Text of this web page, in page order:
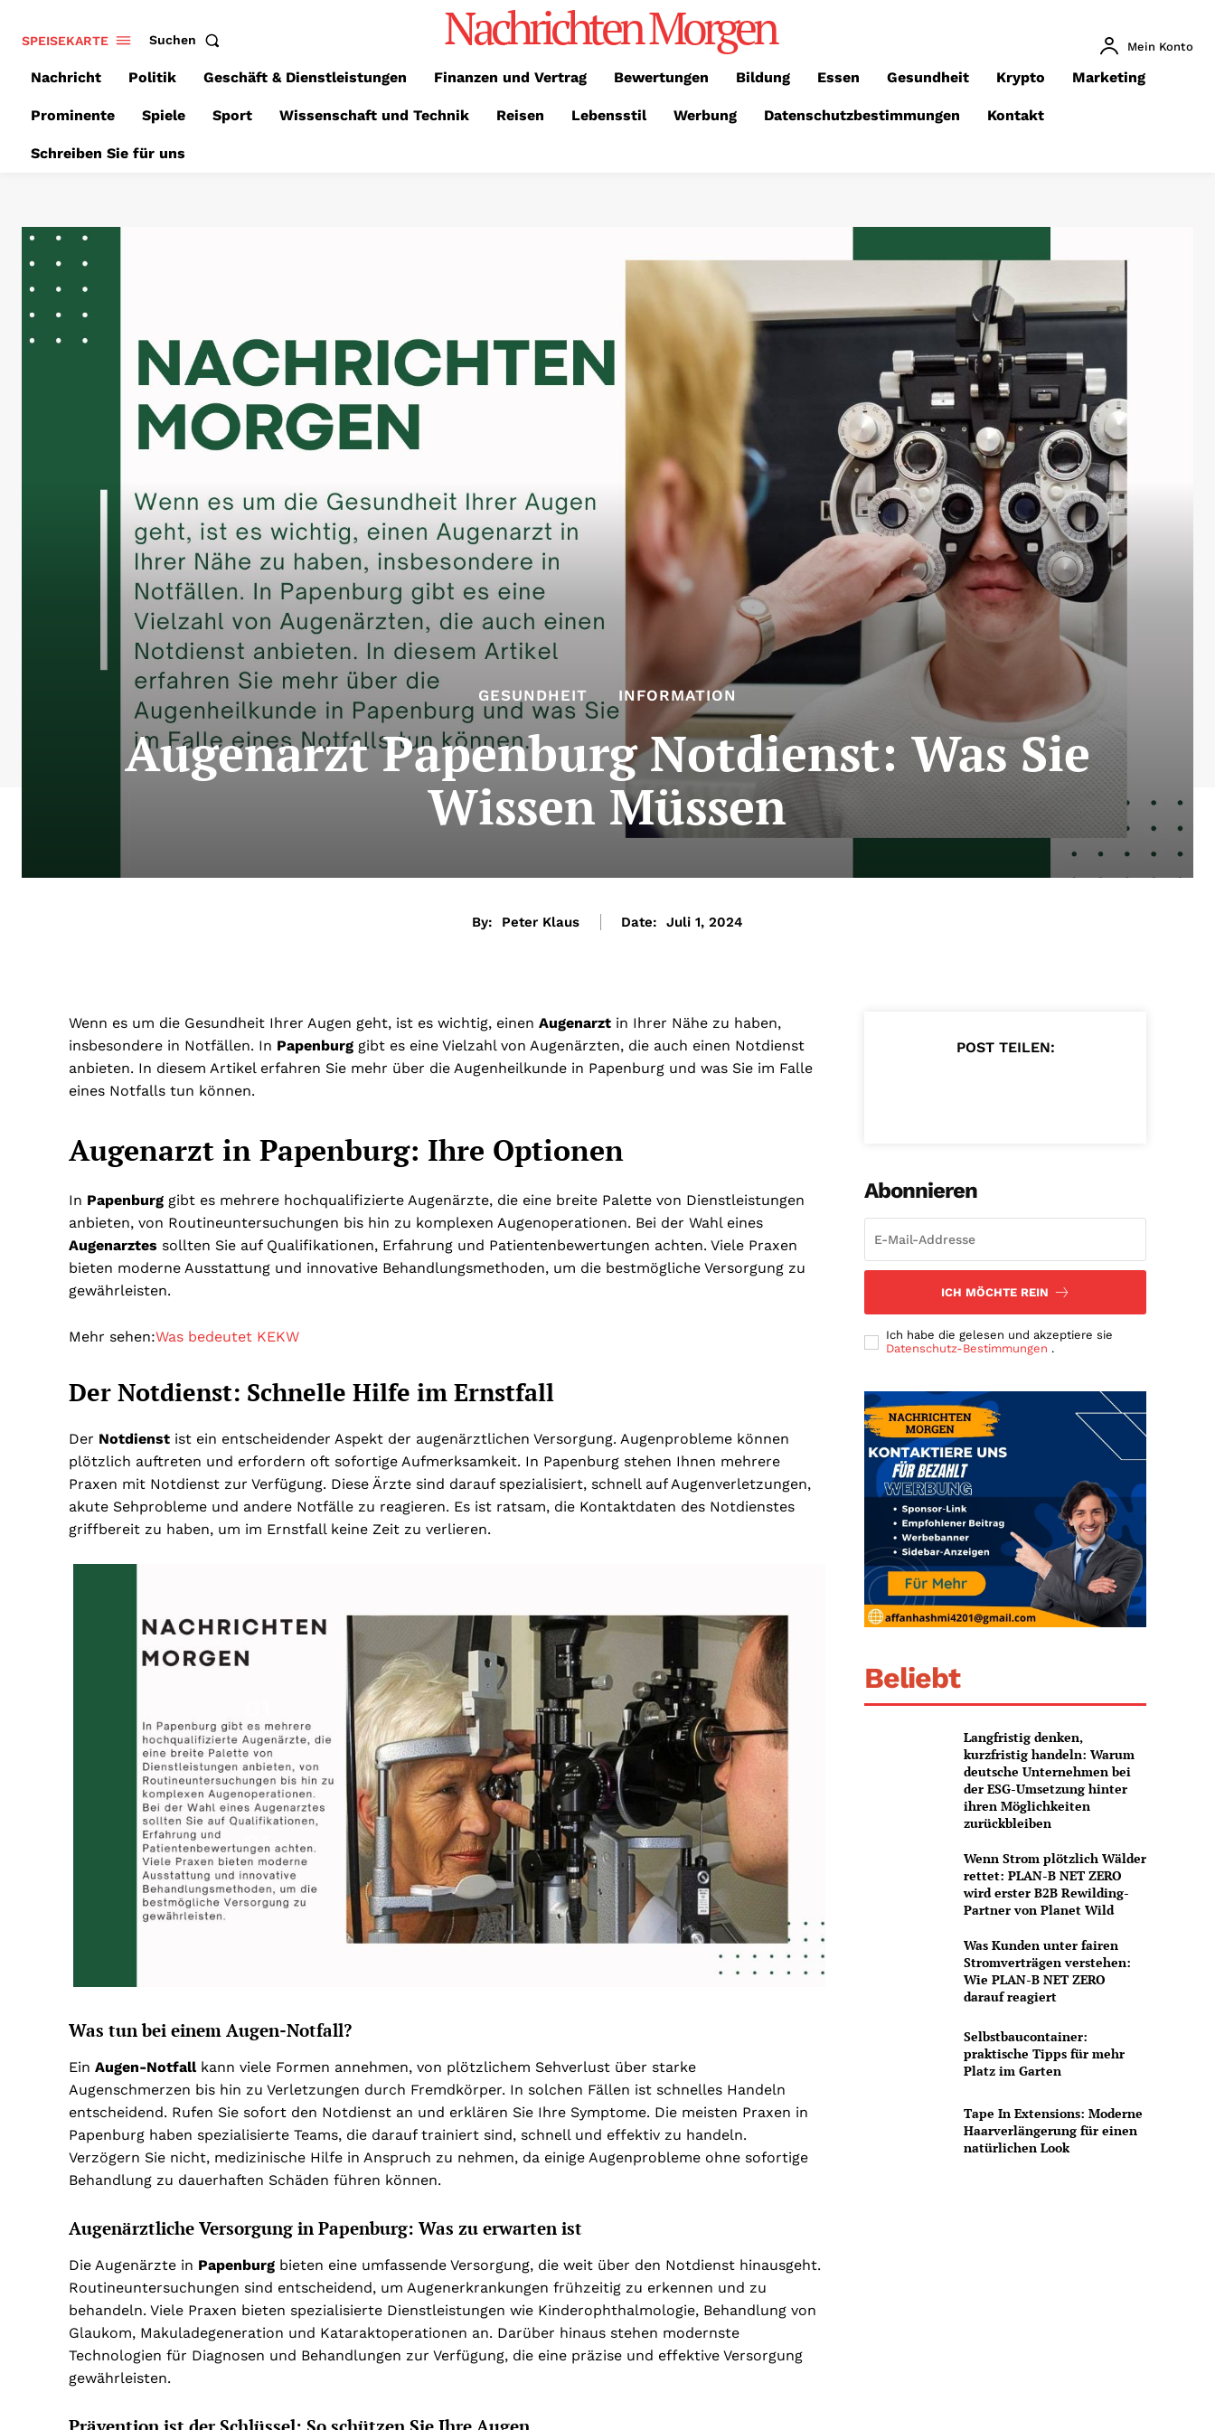
SPEISEKARTE Suchen Nachrichten Morgen Mein Konto
Nachricht Politik Geschäft & Dienstleistungen Finanzen und Vertrag Bewertungen Bildung Essen Gesundheit Krypto Marketing
Prominente Spiele Sport Wissenschaft und Technik Reisen Lebensstil Werbung Datenschutzbestimmungen Kontakt
Schreiben Sie für uns
GESUNDHEIT INFORMATION
Augenarzt Papenburg Notdienst: Was Sie
Wissen Müssen
By: Peter Klaus Date: Juli 1, 2024
Wenn es um die Gesundheit Ihrer Augen geht, ist es wichtig, einen Augenarzt in Ihrer Nähe zu haben,
insbesondere in Notfällen. In Papenburg gibt es eine Vielzahl von Augenärzten, die auch einen Notdienst
anbieten. In diesem Artikel erfahren Sie mehr über die Augenheilkunde in Papenburg und was Sie im Falle
eines Notfalls tun können.
Augenarzt in Papenburg: Ihre Optionen
In Papenburg gibt es mehrere hochqualifizierte Augenärzte, die eine breite Palette von Dienstleistungen
anbieten, von Routineuntersuchungen bis hin zu komplexen Augenoperationen. Bei der Wahl eines
Augenarztes sollten Sie auf Qualifikationen, Erfahrung und Patientenbewertungen achten. Viele Praxen
bieten moderne Ausstattung und innovative Behandlungsmethoden, um die bestmögliche Versorgung zu
gewährleisten.
Mehr sehen:Was bedeutet KEKW
Der Notdienst: Schnelle Hilfe im Ernstfall
Der Notdienst ist ein entscheidender Aspekt der augenärztlichen Versorgung. Augenprobleme können
plötzlich auftreten und erfordern oft sofortige Aufmerksamkeit. In Papenburg stehen Ihnen mehrere
Praxen mit Notdienst zur Verfügung. Diese Ärzte sind darauf spezialisiert, schnell auf Augenverletzungen,
akute Sehprobleme und andere Notfälle zu reagieren. Es ist ratsam, die Kontaktdaten des Notdienstes
griffbereit zu haben, um im Ernstfall keine Zeit zu verlieren.
Was tun bei einem Augen-Notfall?
Ein Augen-Notfallkann viele Formen annehmen, von plötzlichem Sehverlust über starke
Augenschmerzen bis hin zu Verletzungen durch Fremdkörper. In solchen Fällen ist schnelles Handeln
entscheidend. Rufen Sie sofort den Notdienst an und erklären Sie Ihre Symptome. Die meisten Praxen in
Papenburg haben spezialisierte Teams, die darauf trainiert sind, schnell und effektiv zu handeln.
Verzögern Sie nicht, medizinische Hilfe in Anspruch zu nehmen, da einige Augenprobleme ohne sofortige
Behandlung zu dauerhaften Schäden führen können.
Augenärztliche Versorgung in Papenburg: Was zu erwarten ist
Die Augenärzte in Papenburg bieten eine umfassende Versorgung, die weit über den Notdienst hinausgeht.
Routineuntersuchungen sind entscheidend, um Augenerkrankungen frühzeitig zu erkennen und zu
behandeln. Viele Praxen bieten spezialisierte Dienstleistungen wie Kinderophthalmologie, Behandlung von
Glaukom, Makuladegeneration und Kataraktoperationen an. Darüber hinaus stehen modernste
Technologien für Diagnosen und Behandlungen zur Verfügung, die eine präzise und effektive Versorgung
gewährleisten.
POST TEILEN:
Abonnieren
ICH MÖCHTE REIN
Ich habe die gelesen und akzeptiere sie
Datenschutz-Bestimmungen .
Beliebt
Langfristig denken,
kurzfristig handeln: Warum
deutsche Unternehmen bei
der ESG-Umsetzung hinter
ihren Möglichkeiten
zurückbleiben
Wenn Strom plötzlich Wälder
rettet: PLAN-B NET ZERO
wird erster B2B Rewilding-
Partner von Planet Wild
Was Kunden unter fairen
Stromverträgen verstehen:
Wie PLAN-B NET ZERO
darauf reagiert
Selbstbaucontainer:
praktische Tipps für mehr
Platz im Garten
Tape In Extensions: Moderne
Haarverlängerung für einen
natürlichen Look